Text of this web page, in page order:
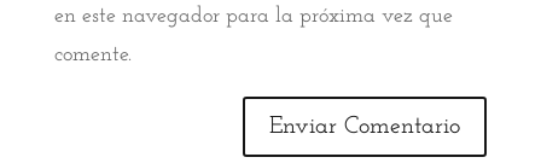
en este navegador para la próxima vez que
comente.